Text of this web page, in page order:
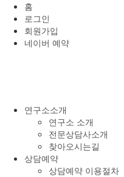
홈
로그인
회원가입
네이버 예약
연구소소개
연구소 소개
전문상담사소개
찾아오시는길
상담예약
상담예약 이용절차